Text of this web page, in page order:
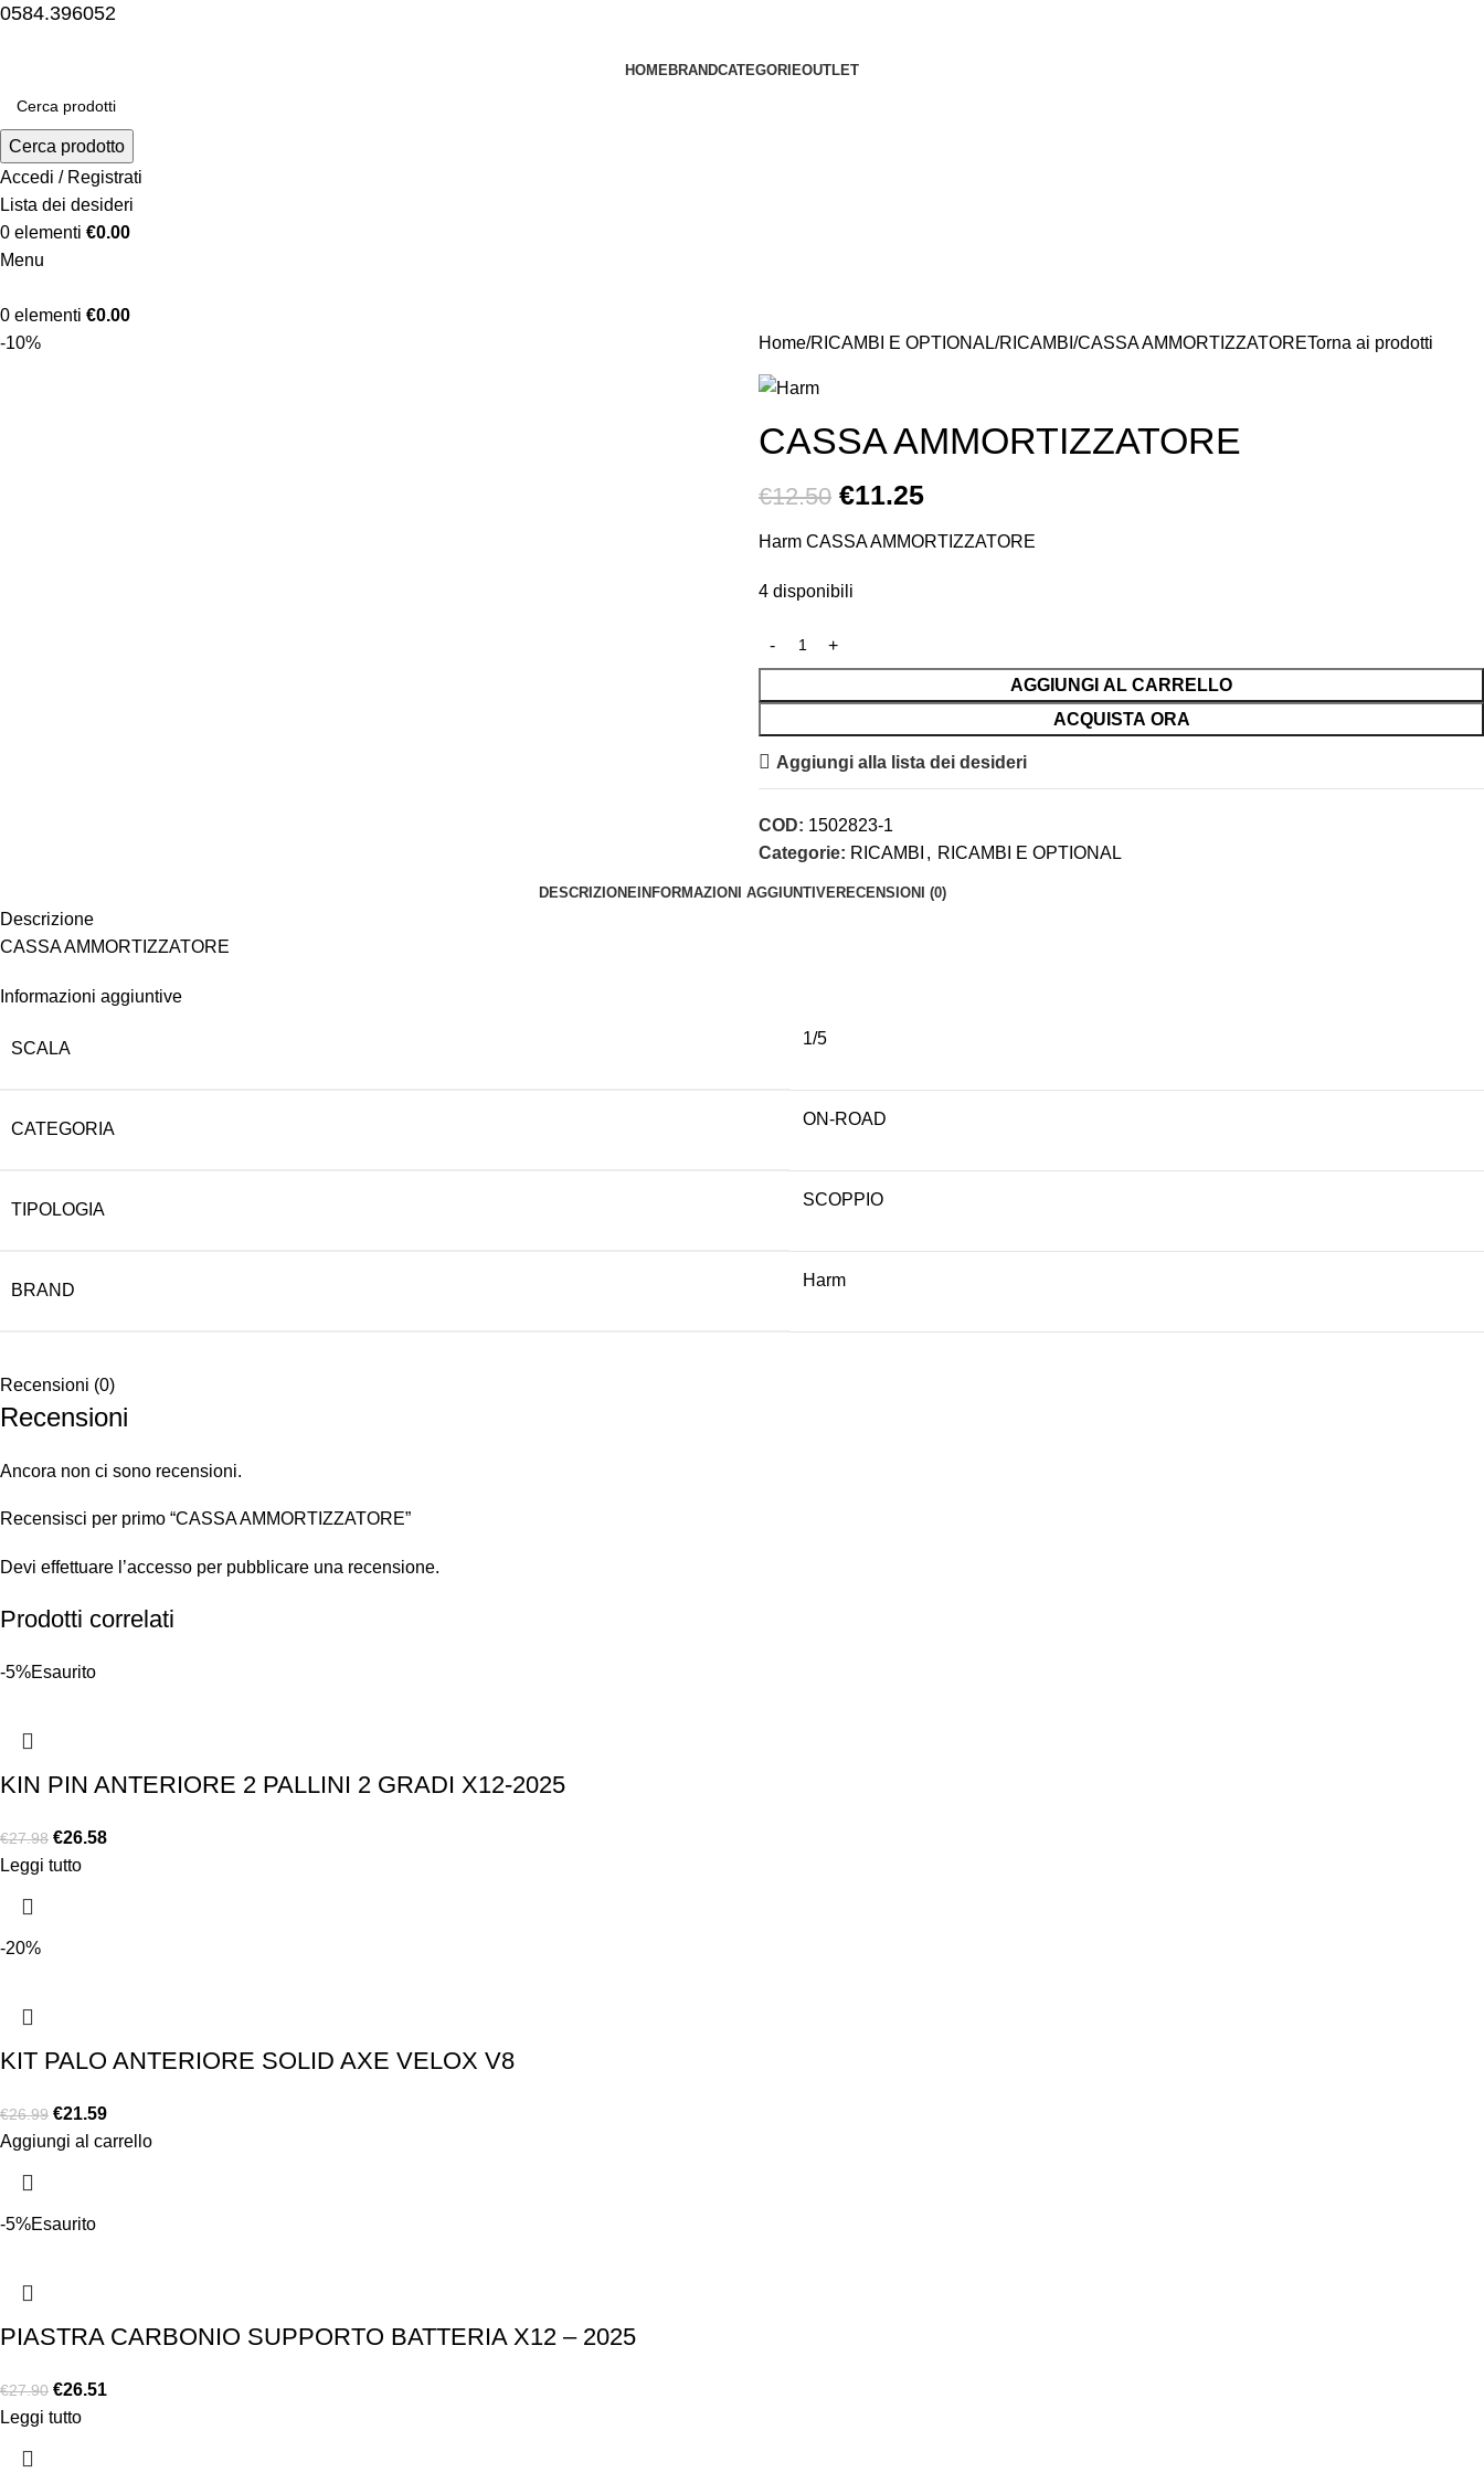
0584.396052
HOMEBRANDCATEGORIEOUTLET
Cerca prodotto
Accedi / Registrati
Lista dei desideri
0 elementi €0.00
Menu
0 elementi €0.00
-10%
Home RICAMBI E OPTIONAL RICAMBI CASSA AMMORTIZZATORETorna ai prodotti
CASSA AMMORTIZZATORE
€12.50 €11.25
Harm CASSA AMMORTIZZATORE
4 disponibili
AGGIUNGI AL CARRELLO
ACQUISTA ORA
Aggiungi alla lista dei desideri
COD: 1502823-1
Categorie: RICAMBI , RICAMBI E OPTIONAL
DESCRIZIONEINFORMAZIONI AGGIUNTIVERECENSIONI (0)
Descrizione
CASSA AMMORTIZZATORE
Informazioni aggiuntive
SCALA
1/5
CATEGORIA
ON-ROAD
TIPOLOGIA
SCOPPIO
BRAND
Harm
Recensioni (0)
Recensioni
Ancora non ci sono recensioni.
Recensisci per primo “CASSA AMMORTIZZATORE”
Devi effettuare l’accesso per pubblicare una recensione.
Prodotti correlati
-5%Esaurito
KIN PIN ANTERIORE 2 PALLINI 2 GRADI X12-2025
€27.98 €26.58
Leggi tutto
-20%
KIT PALO ANTERIORE SOLID AXE VELOX V8
€26.99 €21.59
Aggiungi al carrello
-5%Esaurito
PIASTRA CARBONIO SUPPORTO BATTERIA X12 – 2025
€27.90 €26.51
Leggi tutto